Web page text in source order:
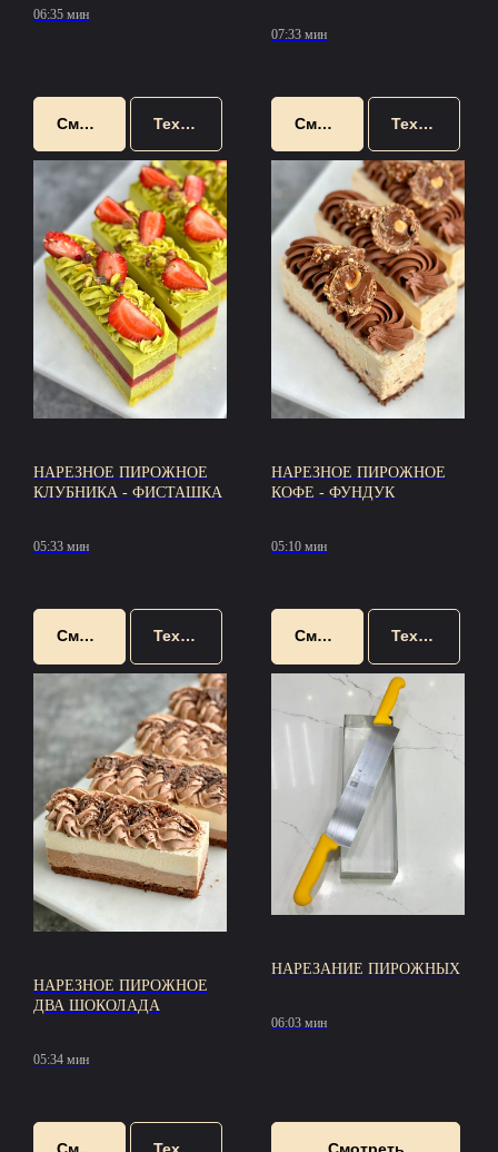
06:35 мин
Смотреть Техкарта
07:33 мин
Смотреть Техкарта
НАРЕЗНОЕ ПИРОЖНОЕ
КЛУБНИКА - ФИСТАШКА
05:33 мин
Смотреть Техкарта
НАРЕЗНОЕ ПИРОЖНОЕ
КОФЕ - ФУНДУК
05:10 мин
Смотреть Техкарта
НАРЕЗНОЕ ПИРОЖНОЕ
ДВА ШОКОЛАДА
05:34 мин
НАРЕЗАНИЕ ПИРОЖНЫХ
06:03 мин